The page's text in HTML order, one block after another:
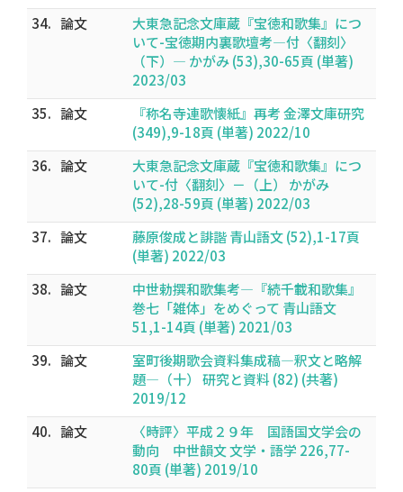
34. 論文
大東急記念文庫蔵『宝徳和歌集』につ
いて-宝徳期内裏歌壇考―付〈翻刻〉
（下）― かがみ (53),30-65頁 (単著)
2023/03
35. 論文
『称名寺連歌懐紙』再考 金澤文庫研究
(349),9-18頁 (単著) 2022/10
36. 論文
大東急記念文庫蔵『宝徳和歌集』につ
いて-付〈翻刻〉－（上） かがみ
(52),28-59頁 (単著) 2022/03
37. 論文
藤原俊成と誹諧 青山語文 (52),1-17頁
(単著) 2022/03
38. 論文
中世勅撰和歌集考―『続千載和歌集』
巻七「雑体」をめぐって 青山語文
51,1-14頁 (単著) 2021/03
39. 論文
室町後期歌会資料集成稿―釈文と略解
題―（十） 研究と資料 (82) (共著)
2019/12
40. 論文
〈時評〉平成２９年 国語国文学会の
動向 中世韻文 文学・語学 226,77-
80頁 (単著) 2019/10